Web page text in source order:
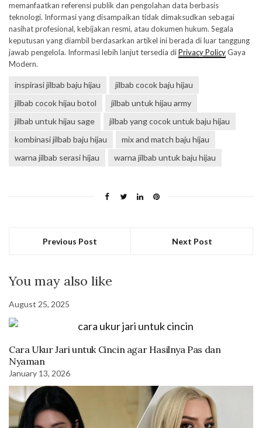
memanfaatkan referensi publik dan pengolahan data berbasis
teknologi. Informasi yang disampaikan tidak dimaksudkan sebagai
nasihat profesional, kebijakan resmi, atau dokumen hukum. Segala
keputusan yang diambil berdasarkan artikel ini berada di luar tanggung
jawab pengelola. Informasi lebih lanjut tersedia diPrivacy PolicyGaya
Modern.
inspirasi jilbab baju hijau
jilbab cocok baju hijau
jilbab cocok hijau botol
jilbab untuk hijau army
jilbab untuk hijau sage
jilbab yang cocok untuk baju hijau
kombinasi jilbab baju hijau
mix and match baju hijau
warna jilbab serasi hijau
warna jilbab untuk baju hijau
Previous Post Next Post
You may also like
August 25, 2025
Cara Ukur Jari untuk Cincin agar Hasilnya Pas dan
Nyaman
January 13, 2026